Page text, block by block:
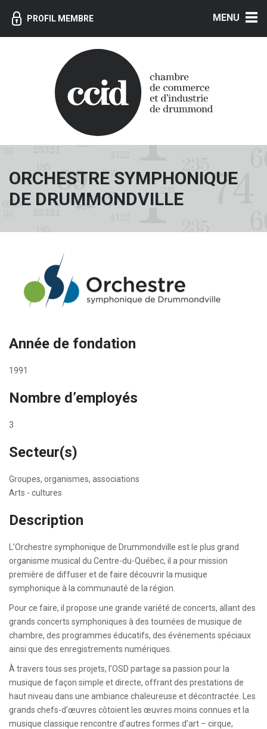
PROFIL MEMBRE
ORCHESTRE SYMPHONIQUE
DE DRUMMONDVILLE
Année de fondation
1991
Nombre d’employés
3
Secteur(s)
Groupes, organismes, associations
Arts - cultures
Description
L’Orchestre symphonique de Drummondville est le plus grand
organisme musical du Centre-du-Québec, il a pour mission
première de diffuser et de faire découvrir la musique
symphonique à la communauté de la région.
Pour ce faire, il propose une grande variété de concerts, allant des
grands concerts symphoniques à des tournées de musique de
chambre, des programmes éducatifs, des événements spéciaux
ainsi que des enregistrements numériques.
À travers tous ses projets, l’OSD partage sa passion pour la
musique de façon simple et directe, offrant des prestations de
haut niveau dans une ambiance chaleureuse et décontractée. Les
grands chefs-d’œuvres côtoient les œuvres moins connues et la
musique classique rencontre d’autres formes d’art – cirque,
MENU